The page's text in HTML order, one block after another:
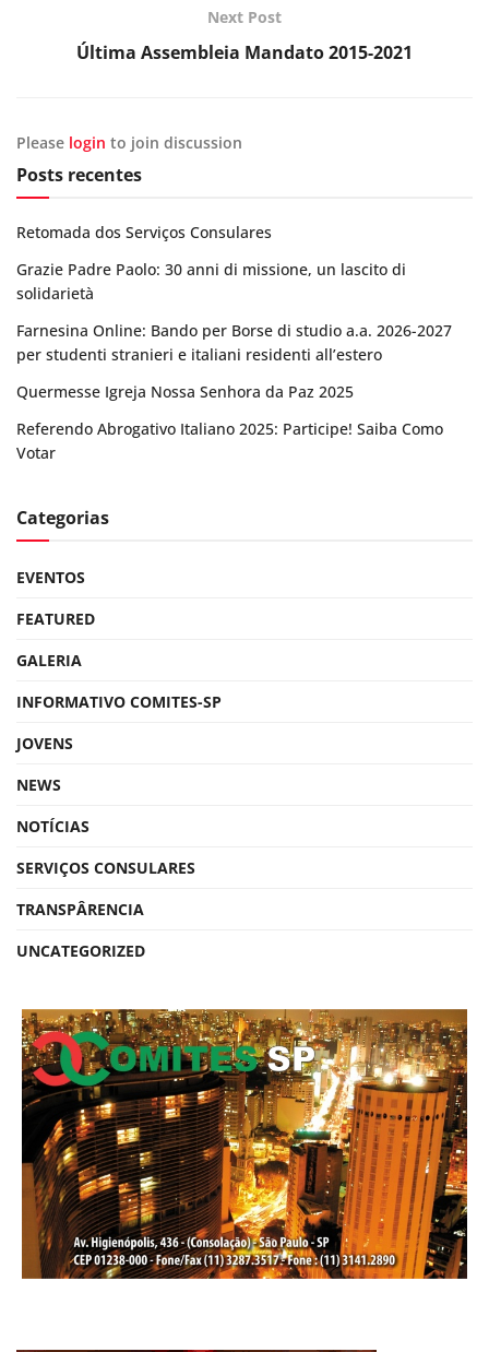
Next Post
Última Assembleia Mandato 2015-2021
Please login to join discussion
Posts recentes
Retomada dos Serviços Consulares
Grazie Padre Paolo: 30 anni di missione, un lascito di
solidarietà
Farnesina Online: Bando per Borse di studio a.a. 2026-2027
per studenti stranieri e italiani residenti all’estero
Quermesse Igreja Nossa Senhora da Paz 2025
Referendo Abrogativo Italiano 2025: Participe! Saiba Como
Votar
Categorias
EVENTOS
FEATURED
GALERIA
INFORMATIVO COMITES-SP
JOVENS
NEWS
NOTÍCIAS
SERVIÇOS CONSULARES
TRANSPÂRENCIA
UNCATEGORIZED